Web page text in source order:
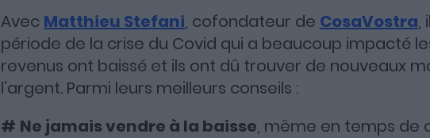
Avec Matthieu Stefani, cofondateur de CosaVostra,
période de la crise du Covid qui a beaucoup impacté
revenus ont baissé et ils ont dû trouver de nouveaux
l’argent. Parmi leurs meilleurs conseils :
# Ne jamais vendre à la baisse, même en temps de